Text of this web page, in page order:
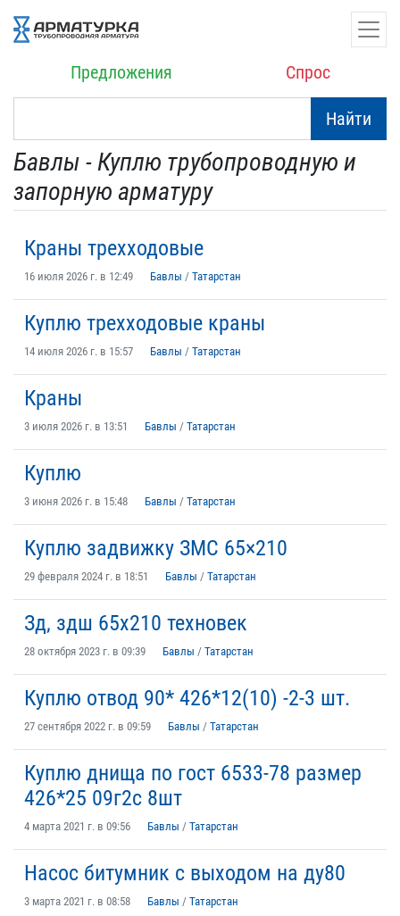
Предложения Спрос
Найти
Бавлы - Куплю трубопроводную и
запорную арматуру
Краны трехходовые
16 июля 2026 г. в 12:49 Бавлы / Татарстан
Куплю трехходовые краны
14 июля 2026 г. в 15:57 Бавлы / Татарстан
Краны
3 июля 2026 г. в 13:51 Бавлы / Татарстан
Куплю
3 июня 2026 г. в 15:48 Бавлы / Татарстан
Куплю задвижку ЗМС 65×210
29 февраля 2024 г. в 18:51 Бавлы / Татарстан
Зд, здш 65х210 техновек
28 октября 2023 г. в 09:39 Бавлы / Татарстан
Куплю отвод 90* 426*12(10) -2-3 шт.
27 сентября 2022 г. в 09:59 Бавлы / Татарстан
Куплю днища по гост 6533-78 размер
426*25 09г2с 8шт
4 марта 2021 г. в 09:56 Бавлы / Татарстан
Насос битумник с выходом на ду80
3 марта 2021 г. в 08:58 Бавлы / Татарстан